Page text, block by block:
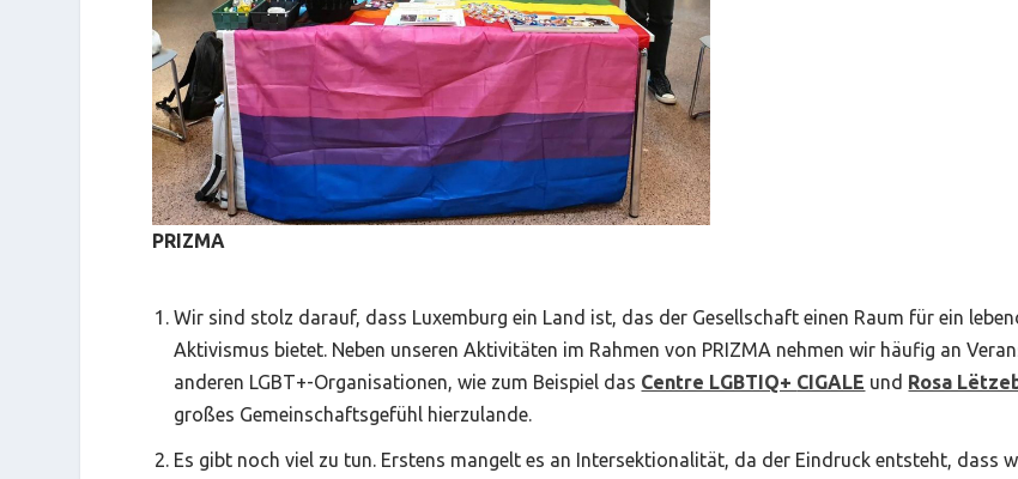
PRIZMA
Wir sind stolz darauf, dass Luxemburg ein Land ist, das der Gesellschaft einen Raum für ein
Aktivismus bietet. Neben unseren Aktivitäten im Rahmen von PRIZMA nehmen wir häufig an
anderen LGBT+-Organisationen, wie zum Beispiel das Centre LGBTIQ+ CIGALE und Rosa
großes Gemeinschaftsgefühl hierzulande.
Es gibt noch viel zu tun. Erstens mangelt es an Intersektionalität, da der Eindruck entsteht, dass